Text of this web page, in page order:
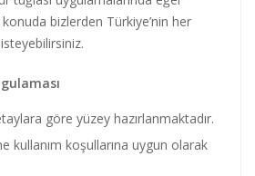
bizlerden Türkiye’nin her
göre yüzey hazırlanmaktadır.
kullanım koşullarına uygun olarak